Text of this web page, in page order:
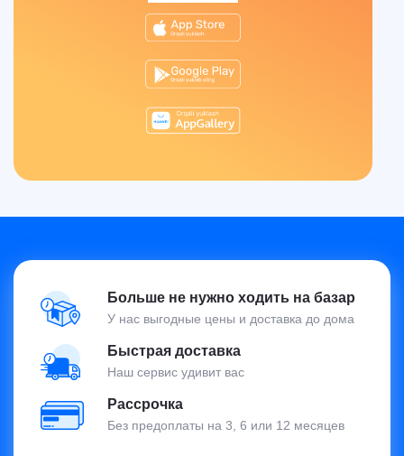
Больше не нужно ходить на базар
У нас выгодные цены и доставка до дома
Быстрая доставка
Наш сервис удивит вас
Рассрочка
Без предоплаты на 3, 6 или 12 месяцев